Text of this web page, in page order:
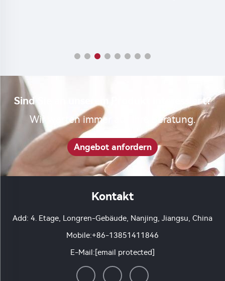
Sind Sie an unserem Produkt interessiert?
Wir warten immer auf Ihre Beratung.
Angebot anfordern
Kontakt
Add: 4. Etage, Longren-Gebäude, Nanjing, Jiangsu, China
Mobile:+86-13851411846
E-Mail:[email protected]